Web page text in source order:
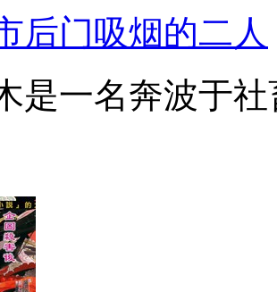
后门吸烟的二人
是一名奔波于社